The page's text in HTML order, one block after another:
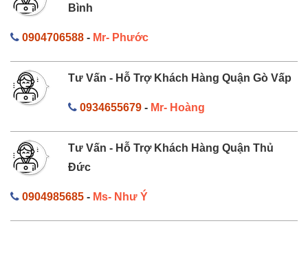
Bình
0904706588 - Mr- Phước
Tư Vấn - Hỗ Trợ Khách Hàng Quận Gò Vấp
0934655679- Mr- Hoàng
Tư Vấn - Hỗ Trợ Khách Hàng Quận Thủ
Đức
0904985685 - Ms- Như Ý